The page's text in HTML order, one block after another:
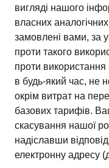
вигляді нашого
власних
замовлені вами, за
проти такого
проти
в будь-який час, не
окрім витрат на
базових тарифів.
скасування нашої
надіславши
електронну адресу